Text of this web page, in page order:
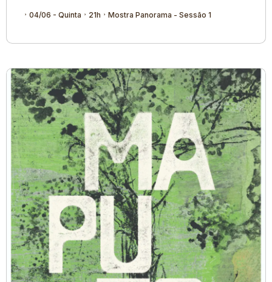
04/06 - Quinta 21h Mostra Panorama - Sessão 1